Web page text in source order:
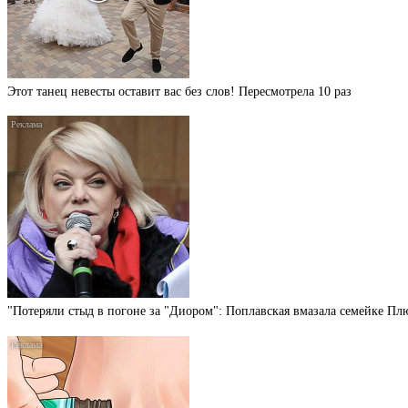
Этот танец невесты оставит вас без слов! Пересмотрела 10 раз
"Потеряли стыд в погоне за "Диором": Поплавская вмазала семейке